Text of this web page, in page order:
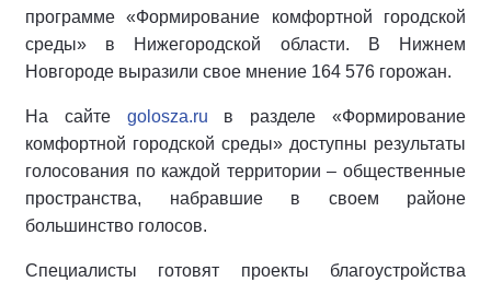
программе «Формирование комфортной городской
среды» в Нижегородской области. В Нижнем
Новгороде выразили свое мнение 164 576 горожан.
На сайтеgolosza.ru в разделе «Формирование
комфортной городской среды» доступны результаты
голосования по каждой территории – общественные
пространства, набравшие в своем районе
большинство голосов.
Специалисты готовят проекты благоустройства